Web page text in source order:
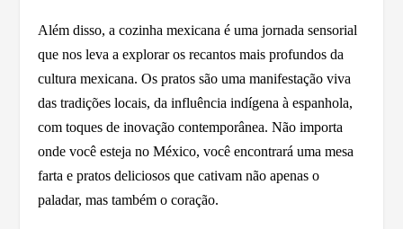
Além disso, a cozinha mexicana é uma jornada sensorial
que nos leva a explorar os recantos mais profundos da
cultura mexicana. Os pratos são uma manifestação viva
das tradições locais, da influência indígena à espanhola,
com toques de inovação contemporânea. Não importa
onde você esteja no México, você encontrará uma mesa
farta e pratos deliciosos que cativam não apenas o
paladar, mas também o coração.